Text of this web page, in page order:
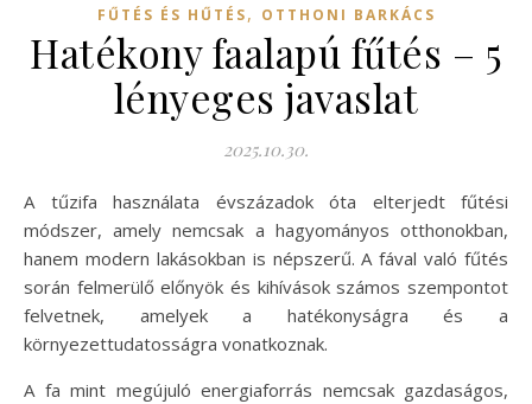
FŰTÉS ÉS HŰTÉS, OTTHONI BARKÁCS
Hatékony faalapú fűtés – 5
lényeges javaslat
2025.10.30.
A tűzifa használata évszázadok óta elterjedt fűtési
módszer, amely nemcsak a hagyományos otthonokban,
hanem modern lakásokban is népszerű. A fával való fűtés
során felmerülő előnyök és kihívások számos szempontot
felvetnek, amelyek a hatékonyságra és a
környezettudatosságra vonatkoznak.
A fa mint megújuló energiaforrás nemcsak gazdaságos,